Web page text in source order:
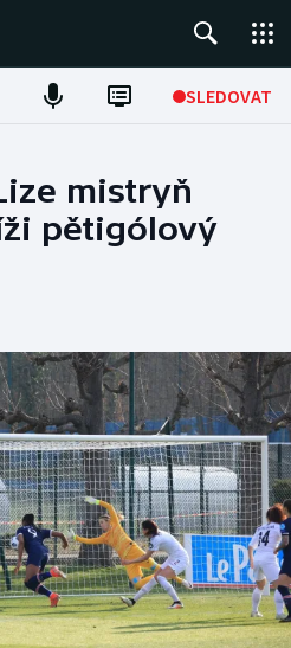
SLEDOVAT
mistryň
pětigólový